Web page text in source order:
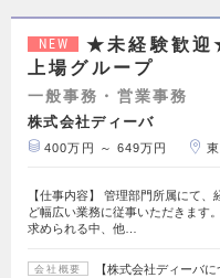
NEW
★未経験歓迎
上場グループ
一般事務・営業事務
株式会社ディーバ
400万円 ～ 649万円
【仕事内容】 管理部門所属にて
ど幅広い業務に従事いただきます
求められる中、他…
会社概要
【株式会社ディーバ